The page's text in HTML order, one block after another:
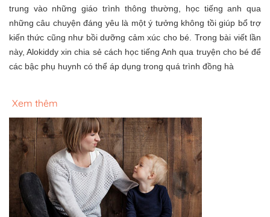
trung vào những giáo trình thông thường, học tiếng anh qua
những câu chuyện đáng yêu là một ý tưởng không tồi giúp bổ trợ
kiến thức cũng như bồi dưỡng cảm xúc cho bé. Trong bài viết lần
này, Alokiddy xin chia sẻ cách học tiếng Anh qua truyện cho bé để
các bậc phụ huynh có thể áp dụng trong quá trình đồng hà
Xem thêm